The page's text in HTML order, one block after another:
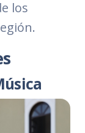
los